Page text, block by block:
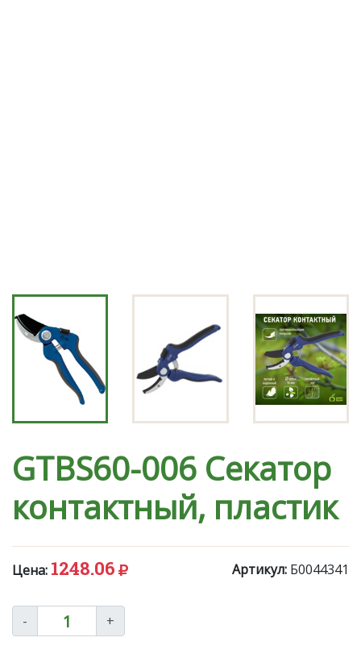
ЗАЯВКА
КОНТАКТЫ
GTBS60-006 Секатор
контактный, пластик
Цена: 1248.06 Артикул: Б0044341
- +